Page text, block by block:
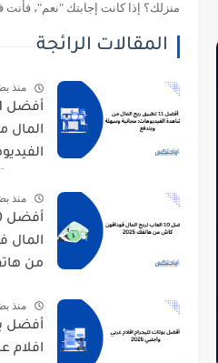
منزلك؟ إذا كانت إجابتك "نعم"،
المقالات الرائجة
منذ
المال
منذ
المال
من هاتفك
منذ
أفضل
افلام